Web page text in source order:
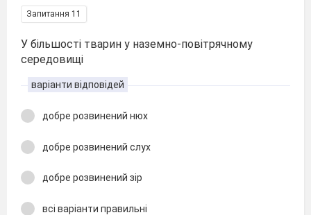
Запитання 11
У більшості тварин у наземно-повітрячному
середовищі
варіанти відповідей
добре розвинений нюх
добре розвинений слух
добре розвинений зір
всі варіанти правильні